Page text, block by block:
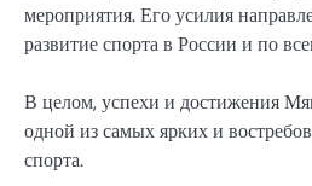
мероприятия. Его усилия
развитие спорта в России и по
В целом, успехи и достижения
одной из самых ярких и
спорта.